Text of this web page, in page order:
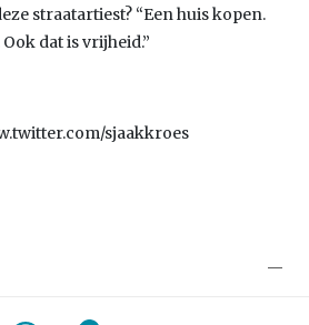
straatartiest? “Een huis kopen.
dat is vrijheid.”
sjaakkroes